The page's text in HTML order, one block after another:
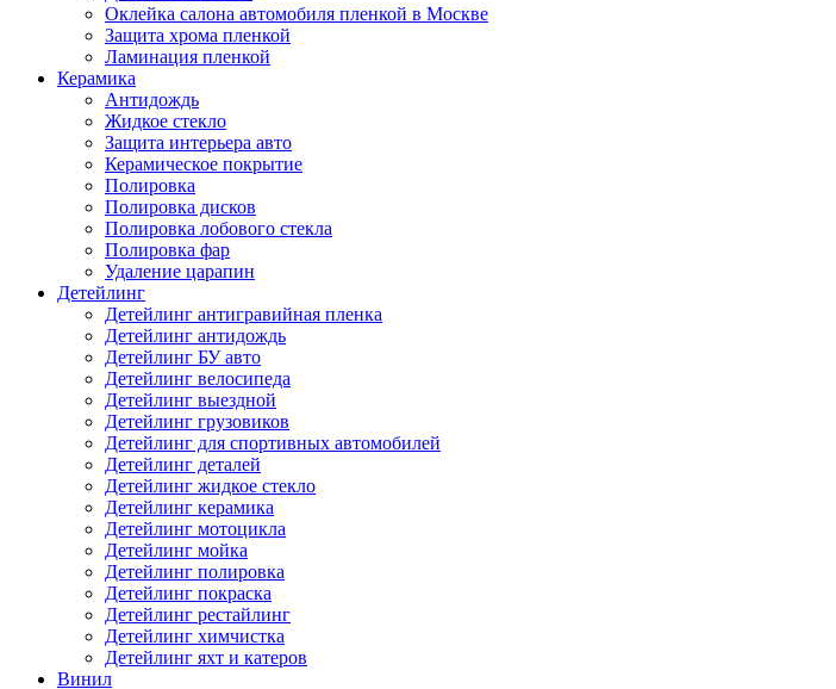
Оклейка салона автомобиля пленкой в Москве
Защита хрома пленкой
Ламинация пленкой
Керамика
Антидождь
Жидкое стекло
Защита интерьера авто
Керамическое покрытие
Полировка
Полировка дисков
Полировка лобового стекла
Полировка фар
Удаление царапин
Детейлинг
Детейлинг антигравийная пленка
Детейлинг антидождь
Детейлинг БУ авто
Детейлинг велосипеда
Детейлинг выездной
Детейлинг грузовиков
Детейлинг для спортивных автомобилей
Детейлинг деталей
Детейлинг жидкое стекло
Детейлинг керамика
Детейлинг мотоцикла
Детейлинг мойка
Детейлинг полировка
Детейлинг покраска
Детейлинг рестайлинг
Детейлинг химчистка
Детейлинг яхт и катеров
Винил